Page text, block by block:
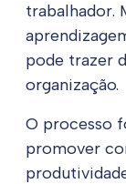
trabalhador.
pode trazer
organização.
O processo
promover